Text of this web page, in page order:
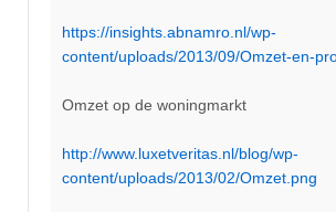
https://insights.abnamro.nl/wp-
content/uploads/2013/09/Omzet-en-
Omzet op de woningmarkt
http://www.luxetveritas.nl/blog/wp-
content/uploads/2013/02/Omzet.png